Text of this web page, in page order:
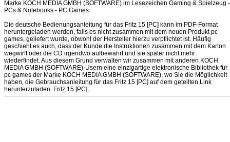
Marke KOCH MEDIA GMBH (SOFTWARE) im Lesezeichen Gaming & Spielzeug -
PCs & Notebooks - PC Games.
Die deutsche Bedienungsanleitung für das Fritz 15 [PC] kann im PDF-Format
heruntergeladen werden, falls es nicht zusammen mit dem neuen Produkt pc
games, geliefert wurde, obwohl der Hersteller hierzu verpflichtet ist. Häufig
geschieht es auch, dass der Kunde die Instruktionen zusammen mit dem Karton
wegwirft oder die CD irgendwo aufbewahrt und sie später nicht mehr
wiederfindet. Aus diesem Grund verwalten wir zusammen mit anderen KOCH
MEDIA GMBH (SOFTWARE)-Usern eine einzigartige elektronische Bibliothek für
pc games der Marke KOCH MEDIA GMBH (SOFTWARE), wo Sie die Möglichkeit
haben, die Gebrauchsanleitung für das Fritz 15 [PC] auf dem geteilten Link
herunterzuladen. Fritz 15 [PC].